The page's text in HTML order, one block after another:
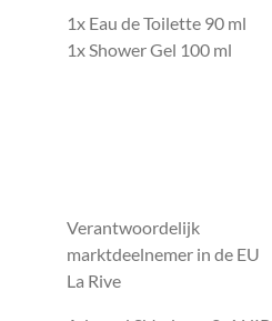
1x Eau de Toilette 90 ml
1x Shower Gel 100 ml
Verantwoordelijk
marktdeelnemer in de EU
La Rive